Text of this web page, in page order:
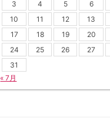
3
4 5 6
10
11 12 13
17
18 19 20
24
25 26 27
31
« 7月